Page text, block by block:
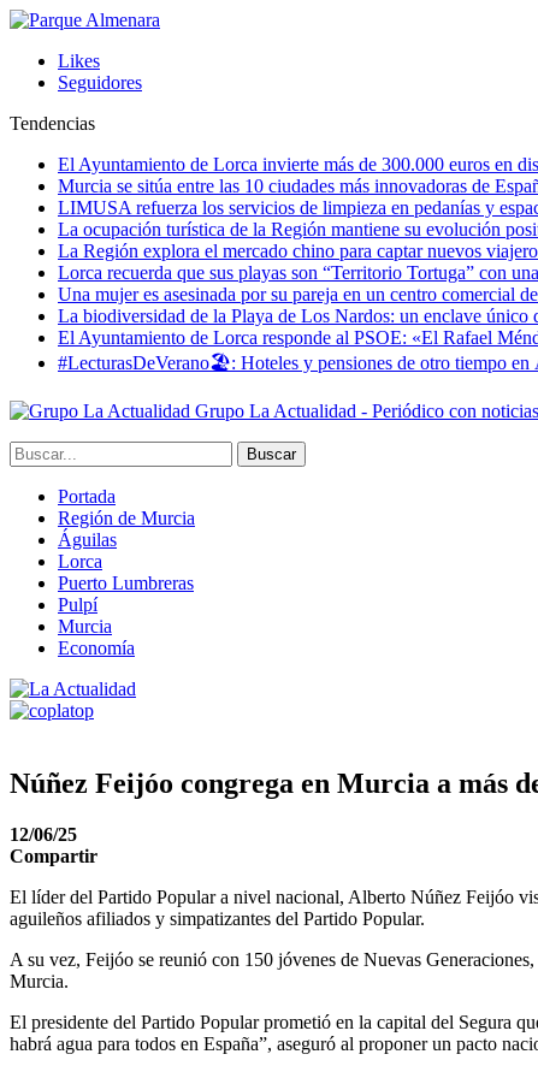
Likes
Seguidores
Tendencias
El Ayuntamiento de Lorca invierte más de 300.000 euros en
Murcia se sitúa entre las 10 ciudades más innovadoras de
LIMUSA refuerza los servicios de limpieza en pedanías y
La ocupación turística de la Región mantiene su evolución
La Región explora el mercado chino para captar nuevos
Lorca recuerda que sus playas son “Territorio Tortuga” con
Una mujer es asesinada por su pareja en un centro comercial
La biodiversidad de la Playa de Los Nardos: un enclave único
El Ayuntamiento de Lorca responde al PSOE: «El Rafael
#LecturasDeVerano🏖: Hoteles y pensiones de otro tiempo en
Grupo La Actualidad - Periódico con
Portada
Región de Murcia
Águilas
Lorca
Puerto Lumbreras
Pulpí
Murcia
Economía
Núñez Feijóo congrega en Murcia a más
12/06/25
Compartir
El líder del Partido Popular a nivel nacional, Alberto Núñez Feijóo
aguileños afiliados y simpatizantes del Partido Popular.
A su vez, Feijóo se reunió con 150 jóvenes de Nuevas
Murcia.
El presidente del Partido Popular prometió en la capital del Segura
habrá agua para todos en España”, aseguró al proponer un pacto